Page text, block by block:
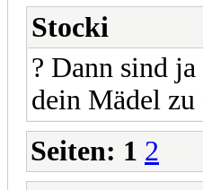
Stocki
? Dann sind
dein Mädel
Seiten: 1 2